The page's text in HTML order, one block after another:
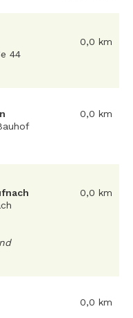
44
0,0 km
0,0 km
0,0 km
0,0 km